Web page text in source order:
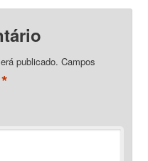
publicado. Campos
*